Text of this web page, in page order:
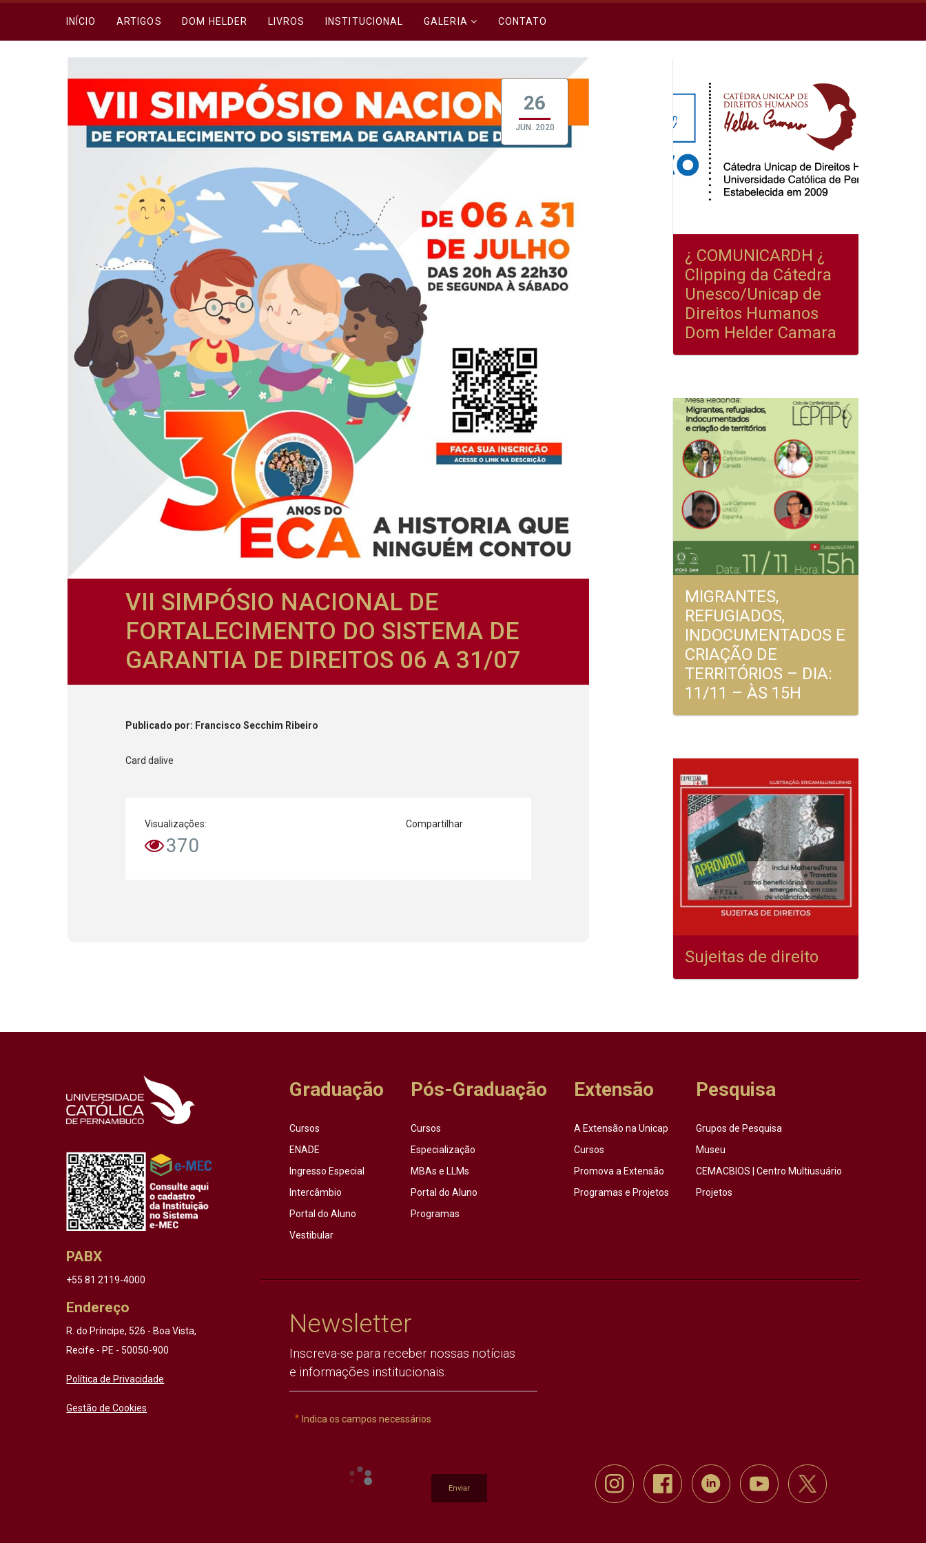
INÍCIO ARTIGOS DOM HELDER LIVROS INSTITUCIONAL GALERIA CONTATO
26
JUN. 2020
VII SIMPÓSIO NACIONAL DE
FORTALECIMENTO DO SISTEMA DE
GARANTIA DE DIREITOS 06 A 31/07
Publicado por: Francisco Secchim Ribeiro
Card dalive
Visualizações:
370
Compartilhar
¿ COMUNICARDH ¿
Clipping da Cátedra
Unesco/Unicap de
Direitos Humanos
Dom Helder Camara
MIGRANTES,
REFUGIADOS,
INDOCUMENTADOS E
CRIAÇÃO DE
TERRITÓRIOS – DIA:
11/11 – ÀS 15H
Sujeitas de direito
PABX
+55 81 2119-4000
Endereço
R. do Príncipe, 526 - Boa Vista,
Recife - PE - 50050-900
Política de Privacidade
Gestão de Cookies
Graduação
Cursos
ENADE
Ingresso Especial
Intercâmbio
Portal do Aluno
Vestibular
Pós-Graduação
Cursos
Especialização
MBAs e LLMs
Portal do Aluno
Programas
Extensão
A Extensão na Unicap
Cursos
Promova a Extensão
Programas e Projetos
Pesquisa
Grupos de Pesquisa
Museu
CEMACBIOS | Centro Multiusuário
Projetos
Newsletter
Inscreva-se para receber nossas notícias
e informações institucionais.
Indica os campos necessários
Enviar